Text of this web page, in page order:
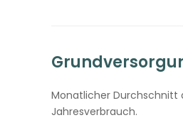
Monatlicher Durchschnitt
Jahresverbrauch.